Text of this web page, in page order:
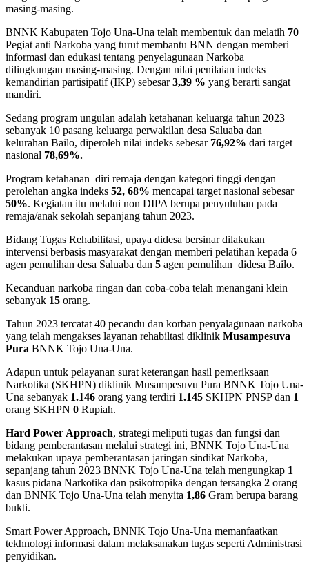
masing-masing.
BNNK Kabupaten Tojo Una-Una telah membentuk dan melatih 70
Pegiat anti Narkoba yang turut membantu BNN dengan memberi
informasi dan edukasi tentang penyelagunaan Narkoba
dilingkungan masing-masing. Dengan nilai penilaian indeks
kemandirian partisipatif (IKP) sebesar3,39 % yang berarti sangat
mandiri.
Sedang program ungulan adalah ketahanan keluarga tahun 2023
sebanyak 10 pasang keluarga perwakilan desa Saluaba dan
kelurahan Bailo, diperoleh nilai indeks sebesar 76,92% dari target
nasional 78,69%.
Program ketahanan diri remaja dengan kategori tinggi dengan
perolehan angka indeks 52, 68% mencapai target nasional sebesar
50%. Kegiatan itu melalui non DIPA berupa penyuluhan pada
remaja/anak sekolah sepanjang tahun 2023.
Bidang Tugas Rehabilitasi, upaya didesa bersinar dilakukan
intervensi berbasis masyarakat dengan memberi pelatihan kepada 6
agen pemulihan desa Saluaba dan 5 agen pemulihan didesa Bailo.
Kecanduan narkoba ringan dan coba-coba telah menangani klein
sebanyak 15 orang.
Tahun 2023 tercatat 40 pecandu dan korban penyalagunaan narkoba
yang telah mengakses layanan rehabiltasi diklinik Musampesuva
Pura BNNK Tojo Una-Una.
Adapun untuk pelayanan surat keterangan hasil pemeriksaan
Narkotika (SKHPN) diklinik Musampesuvu Pura BNNK Tojo Una-
Una sebanyak 1.146 orang yang terdiri 1.145 SKHPN PNSP dan 1
orang SKHPN 0 Rupiah.
Hard Power Approach, strategi meliputi tugas dan fungsi dan
bidang pemberantasan melalui strategi ini, BNNK Tojo Una-Una
melakukan upaya pemberantasan jaringan sindikat Narkoba,
sepanjang tahun 2023 BNNK Tojo Una-Una telah mengungkap 1
kasus pidana Narkotika dan psikotropika dengan tersangka 2 orang
dan BNNK Tojo Una-Una telah menyita 1,86 Gram berupa barang
bukti.
Smart Power Approach, BNNK Tojo Una-Una memanfaatkan
tekhnologi informasi dalam melaksanakan tugas seperti Administrasi
penyidikan.